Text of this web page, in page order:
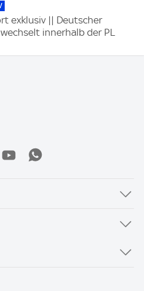
exklusiv || Deutscher
innerhalb der PL